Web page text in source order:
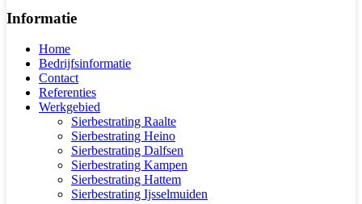
Informatie
Home
Bedrijfsinformatie
Contact
Referenties
Werkgebied
Sierbestrating Raalte
Sierbestrating Heino
Sierbestrating Dalfsen
Sierbestrating Kampen
Sierbestrating Hattem
Sierbestrating Ijsselmuiden